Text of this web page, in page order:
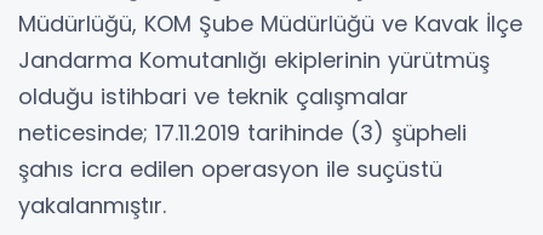
Müdürlüğü, KOM Şube Müdürlüğü ve Kavak İlçe
Jandarma Komutanlığı ekiplerinin yürütmüş
olduğu istihbari ve teknik çalışmalar
neticesinde; 17.11.2019 tarihinde (3) şüpheli
şahıs icra edilen operasyon ile suçüstü
yakalanmıştır.